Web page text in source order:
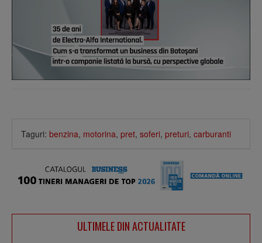
Taguri: benzina, motorina, pret, soferi, preturi, carburanti
ULTIMELE DIN ACTUALITATE